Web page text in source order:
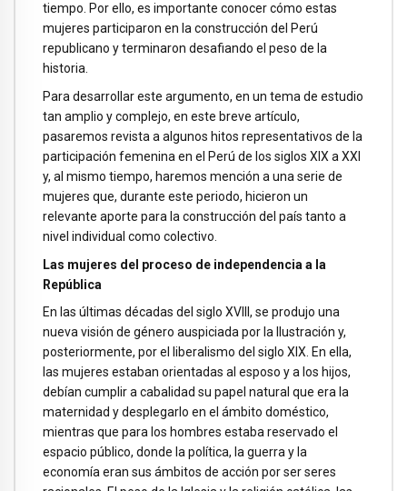
tiempo. Por ello, es importante conocer cómo estas
mujeres participaron en la construcción del Perú
republicano y terminaron desafiando el peso de la
historia.
Para desarrollar este argumento, en un tema de estudio
tan amplio y complejo, en este breve artículo,
pasaremos revista a algunos hitos representativos de la
participación femenina en el Perú de los siglos XIX a XXI
y, al mismo tiempo, haremos mención a una serie de
mujeres que, durante este periodo, hicieron un
relevante aporte para la construcción del país tanto a
nivel individual como colectivo.
Las mujeres del proceso de independencia a la
República
En las últimas décadas del siglo XVIII, se produjo una
nueva visión de género auspiciada por la Ilustración y,
posteriormente, por el liberalismo del siglo XIX. En ella,
las mujeres estaban orientadas al esposo y a los hijos,
debían cumplir a cabalidad su papel natural que era la
maternidad y desplegarlo en el ámbito doméstico,
mientras que para los hombres estaba reservado el
espacio público, donde la política, la guerra y la
economía eran sus ámbitos de acción por ser seres